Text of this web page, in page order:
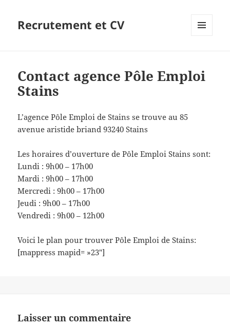
Recrutement et CV
Contact agence Pôle Emploi
Stains
L’agence Pôle Emploi de Stains se trouve au 85
avenue aristide briand 93240 Stains
Les horaires d’ouverture de Pôle Emploi Stains sont:
Lundi : 9h00 – 17h00
Mardi : 9h00 – 17h00
Mercredi : 9h00 – 17h00
Jeudi : 9h00 – 17h00
Vendredi : 9h00 – 12h00
Voici le plan pour trouver Pôle Emploi de Stains:
[mappress mapid= »23″]
Laisser un commentaire